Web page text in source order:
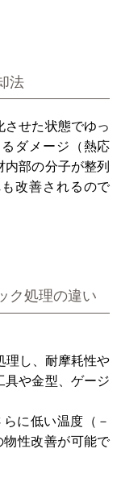
法
せた状態でゆっ
ダメージ（熱応
部の分子が整列
改善されるので
ク処理の違い
理し、耐摩耗性や
具や金型、ゲージ
に低い温度（－
性改善が可能で